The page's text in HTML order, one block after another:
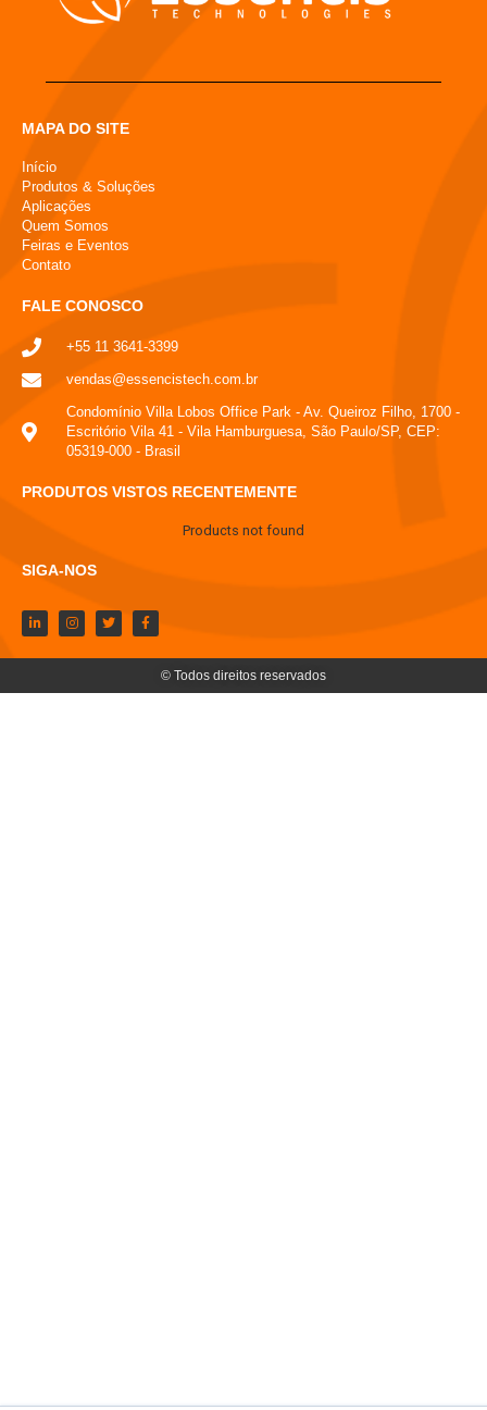
MAPA DO SITE
Início
Produtos & Soluções
Aplicações
Quem Somos
Feiras e Eventos
Contato
FALE CONOSCO
+55 11 3641-3399
vendas@essencistech.com.br
Condomínio Villa Lobos Office Park - Av. Queiroz Filho, 1700 -
Escritório Vila 41 - Vila Hamburguesa, São Paulo/SP, CEP:
05319-000 - Brasil
PRODUTOS VISTOS RECENTEMENTE
Products not found
SIGA-NOS
© Todos direitos reservados